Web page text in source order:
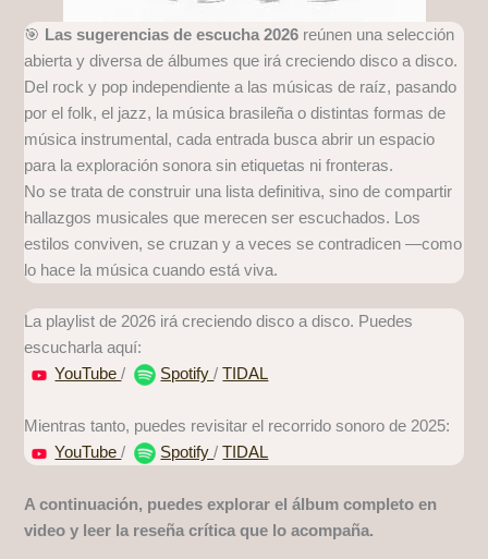
🎯 Las sugerencias de escucha 2026 reúnen una selección
abierta y diversa de álbumes que irá creciendo disco a disco.
Del rock y pop independiente a las músicas de raíz, pasando
por el folk, el jazz, la música brasileña o distintas formas de
música instrumental, cada entrada busca abrir un espacio
para la exploración sonora sin etiquetas ni fronteras.
No se trata de construir una lista definitiva, sino de compartir
hallazgos musicales que merecen ser escuchados. Los
estilos conviven, se cruzan y a veces se contradicen —como
lo hace la música cuando está viva.
La playlist de 2026 irá creciendo disco a disco. Puedes
escucharla aquí:
YouTube/ Spotify/TIDAL
Mientras tanto, puedes revisitar el recorrido sonoro de 2025:
YouTube/ Spotify/TIDAL
A continuación, puedes explorar el álbum completo en
video y leer la reseña crítica que lo acompaña.